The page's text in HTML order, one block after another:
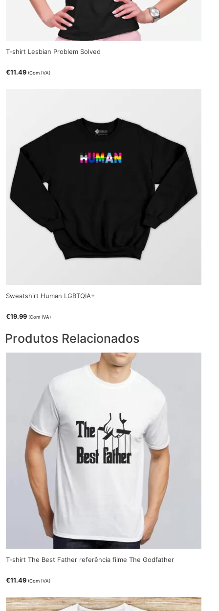
T-shirt Lesbian Problem Solved
€11.49 (Com IVA)
Sweatshirt Human LGBTQIA+
€19.99 (Com IVA)
Produtos Relacionados
T-shirt The Best Father referência filme The Godfather
€11.49 (Com IVA)